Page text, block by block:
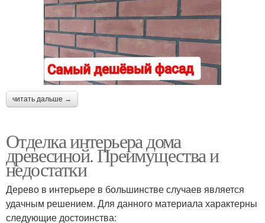
читать дальше →
Отделка интерьера дома
древесиной. Преимущества и
недостатки
Дерево в интерьере в большинстве случаев является
удачным решением. Для данного материала характерны
следующие достоинства: